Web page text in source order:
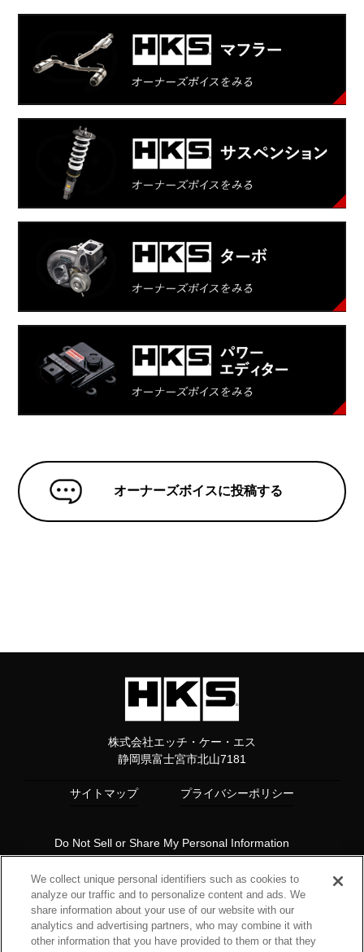
オーナーズボイスに投稿する
株式会社エッチ・ケー・エス
静岡県富士宮市北山7181
サイトマップ プライバシーポリシー
Do Not Sell or Share My Personal Information
Copyright© 1997 HKS Co., Ltd. all rights reserved.
We collect unique personal identifiers such as cookies to
analyze our traffic and to personalize content and ads. We
share information about your use of our website with our
analytics and advertising partners, who may combine it with
other information that you have provided to them or that they